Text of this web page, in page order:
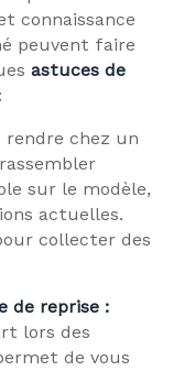
connaissance
peuvent faire
astuces de
rendre chez un
sur le modèle,
actuelles.
collecter des
de reprise :
lors des
de vous